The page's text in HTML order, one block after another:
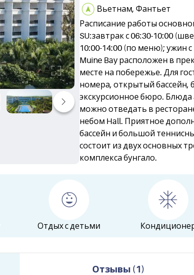
Вьетнам, Фантьет
Расписание работы
SU:завтрак с 06:30-10:00
10:00-14:00 (по меню); ужин
Muine Bay расположен в
месте на побережье. Для
номера, открытый бассейн,
экскурсионное бюро. Блюда
можно отведать в
небом Hall. Приятное
бассейн и большой
состоит из двух основных
комплекса бунгало.
Отдых с детьми
Отзывы ( 1 )